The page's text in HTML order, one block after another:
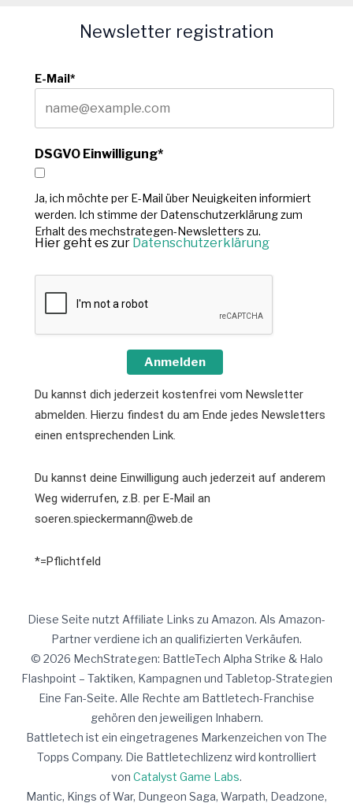
Newsletter registration
E-Mail*
DSGVO Einwilligung*
Ja, ich möchte per E-Mail über Neuigkeiten informiert
werden. Ich stimme der Datenschutzerklärung zum
Erhalt des mechstrategen-Newsletters zu.
Hier geht es zur Datenschutzerklärung
Anmelden
Du kannst dich jederzeit kostenfrei vom Newsletter
abmelden. Hierzu findest du am Ende jedes Newsletters
einen entsprechenden Link.
Du kannst deine Einwilligung auch jederzeit auf anderem
Weg widerrufen, z.B. per E-Mail an
soeren.spieckermann@web.de
*=Pflichtfeld
Diese Seite nutzt Affiliate Links zu Amazon. Als Amazon-
Partner verdiene ich an qualifizierten Verkäufen.
© 2026 MechStrategen: BattleTech Alpha Strike & Halo
Flashpoint – Taktiken, Kampagnen und Tabletop-Strategien
Eine Fan-Seite. Alle Rechte am Battletech-Franchise
gehören den jeweiligen Inhabern.
Battletech ist ein eingetragenes Markenzeichen von The
Topps Company. Die Battletechlizenz wird kontrolliert
von Catalyst Game Labs.
Mantic, Kings of War, Dungeon Saga, Warpath, Deadzone,